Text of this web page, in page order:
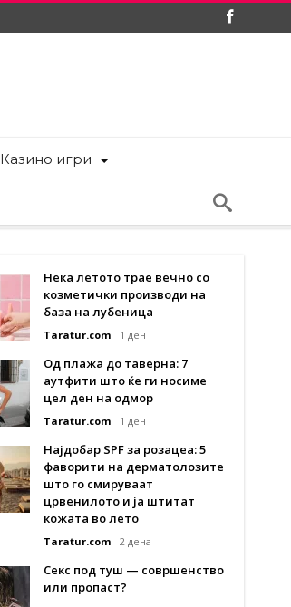
Казино игри
Нека летото трае вечно со
козметички производи на
база на лубеница
Taratur.com 1 ден
Од плажа до таверна: 7
аутфити што ќе ги носиме
цел ден на одмор
Taratur.com 1 ден
Најдобар SPF за розацеа: 5
фаворити на дерматолозите
што го смируваат
црвенилото и ја штитат
кожата во лето
Taratur.com 2 дена
Секс под туш — совршенство
или пропаст?